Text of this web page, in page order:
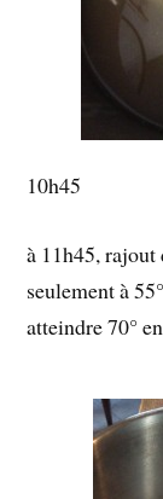
10h45
à 11h45, rajout
seulement à
atteindre 70°